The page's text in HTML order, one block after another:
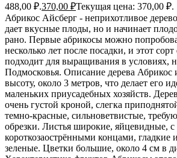
488,00 ₽.370,00 ₽Текущая цена: 370,00 ₽.
Абрикос Айсберг - неприхотливое
дает вкусные плоды, но и начинает
рано. Первые абрикосы можно
несколько лет после посадки, и этот
подходит для выращивания в условиях,
Подмосковья. Описание дерева
высоту, около 3 метров, что делает его
маленьких приусадебных хозяйств.
очень густой кроной, слегка
темно-красные, сильноветвистые,
обрезки. Листья широкие, яйцевидные, с
короткозаострёнными концами, гладкие
зеленые. Цветки большие, около 4 см в